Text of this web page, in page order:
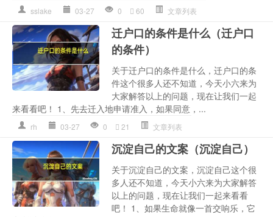
sslake 03-27 0 60 文章列表
迁户口的条件是什么（迁户口
的条件）
关于迁户口的条件是什么，迁户口的条
件这个很多人还不知道，今天小六来为
大家解答以上的问题，现在让我们一起
来看看吧！ 1、先去迁入地申请准入，如果同意，...
rh 03-27 0 21 文章列表
沉淀自己的文案（沉淀自己）
关于沉淀自己的文案，沉淀自己这个很
多人还不知道，今天小六来为大家解答
以上的问题，现在让我们一起来看看
吧！ 1、如果生命就像一首交响乐，它